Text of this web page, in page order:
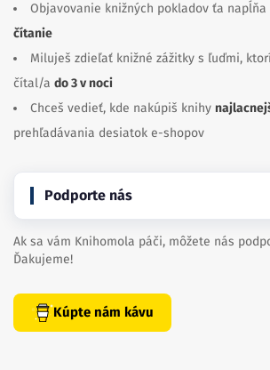
Objavovanie knižných pokladov ťa napĺňa
čítanie
Miluješ zdieľať knižné zážitky s ľuďmi,
čítal/a do 3 v noci
Chceš vedieť, kde nakúpiš knihy
prehľadávania desiatok e-shopov
Podporte nás
Ak sa vám Knihomola páči, môžete nás
Ďakujeme!
Kúpte nám kávu